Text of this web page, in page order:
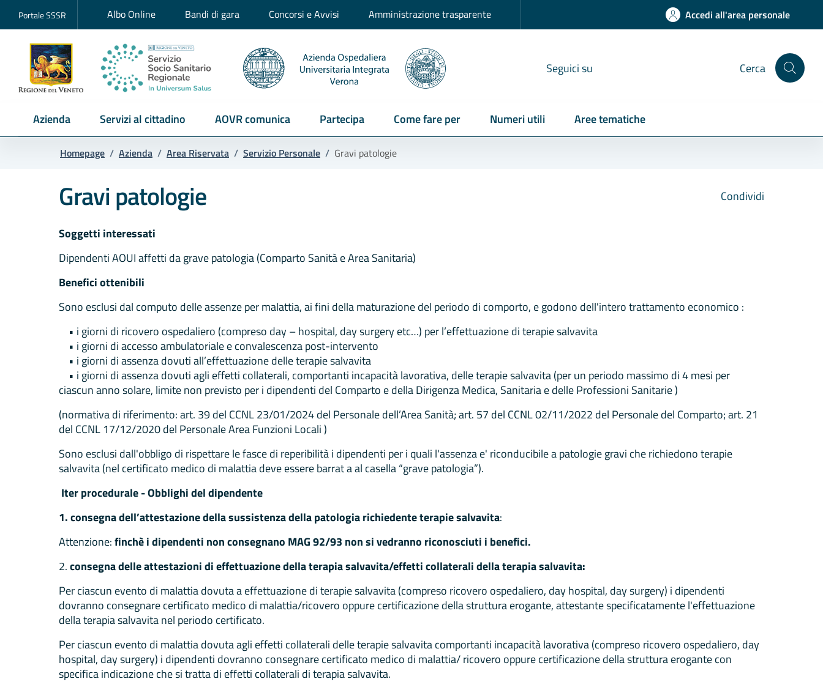
Portale SSSR Albo Online Bandi di gara Concorsi e Avvisi Amministrazione trasparente Accedi all'area personale
Seguici su Cerca
Azienda Servizi al cittadino AOVR comunica Partecipa Come fare per Numeri utili Aree tematiche
Homepage / Azienda / Area Riservata / Servizio Personale / Gravi patologie
Condividi
Gravi patologie
Soggetti interessati
Dipendenti AOUI affetti da grave patologia (Comparto Sanità e Area Sanitaria)
Benefici ottenibili
Sono esclusi dal computo delle assenze per malattia, ai fini della maturazione del periodo di comporto, e godono dell'intero trattamento economico :
• i giorni di ricovero ospedaliero (compreso day – hospital, day surgery etc…) per l’effettuazione di terapie salvavita
• i giorni di accesso ambulatoriale e convalescenza post-intervento
• i giorni di assenza dovuti all’effettuazione delle terapie salvavita
• i giorni di assenza dovuti agli effetti collaterali, comportanti incapacità lavorativa, delle terapie salvavita (per un periodo massimo di 4 mesi per
ciascun anno solare, limite non previsto per i dipendenti del Comparto e della Dirigenza Medica, Sanitaria e delle Professioni Sanitarie )
(normativa di riferimento: art. 39 del CCNL 23/01/2024 del Personale dell’Area Sanità; art. 57 del CCNL 02/11/2022 del Personale del Comparto; art. 21
del CCNL 17/12/2020 del Personale Area Funzioni Locali )
Sono esclusi dall'obbligo di rispettare le fasce di reperibilità i dipendenti per i quali l'assenza e' riconducibile a patologie gravi che richiedono terapie
salvavita (nel certificato medico di malattia deve essere barrat a al casella “grave patologia”).
Iter procedurale - Obblighi del dipendente
1. consegna dell’attestazione della sussistenza della patologia richiedente terapie salvavita:
Attenzione:finchè i dipendenti non consegnano MAG 92/93 non si vedranno riconosciuti i benefici.
2.consegna delle attestazioni di effettuazione della terapia salvavita/effetti collaterali della terapia salvavita:
Per ciascun evento di malattia dovuta a effettuazione di terapie salvavita (compreso ricovero ospedaliero, day hospital, day surgery) i dipendenti
dovranno consegnare certificato medico di malattia/ricovero oppure certificazione della struttura erogante, attestante specificatamente l'effettuazione
della terapia salvavita nel periodo certificato.
Per ciascun evento di malattia dovuta agli effetti collaterali delle terapie salvavita comportanti incapacità lavorativa (compreso ricovero ospedaliero, day
hospital, day surgery) i dipendenti dovranno consegnare certificato medico di malattia/ ricovero oppure certificazione della struttura erogante con
specifica indicazione che si tratta di effetti collaterali di terapia salvavita.